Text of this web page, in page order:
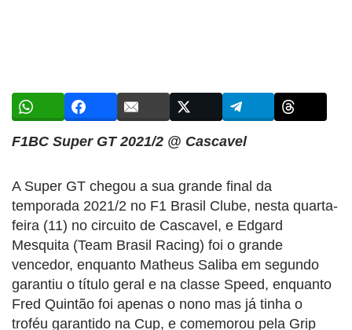
F1BC Super GT 2021/2 @ Cascavel
A Super GT chegou a sua grande final da
temporada 2021/2 no F1 Brasil Clube, nesta quarta-
feira (11) no circuito de Cascavel, e Edgard
Mesquita (Team Brasil Racing) foi o grande
vencedor, enquanto Matheus Saliba em segundo
garantiu o título geral e na classe Speed, enquanto
Fred Quintão foi apenas o nono mas já tinha o
troféu garantido na Cup, e comemorou pela Grip